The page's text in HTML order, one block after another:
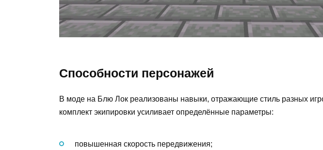
Способности персонажей
В моде на Блю Лок реализованы навыки, отражающие стиль разных
комплект экипировки усиливает определённые параметры:
повышенная скорость передвижения;